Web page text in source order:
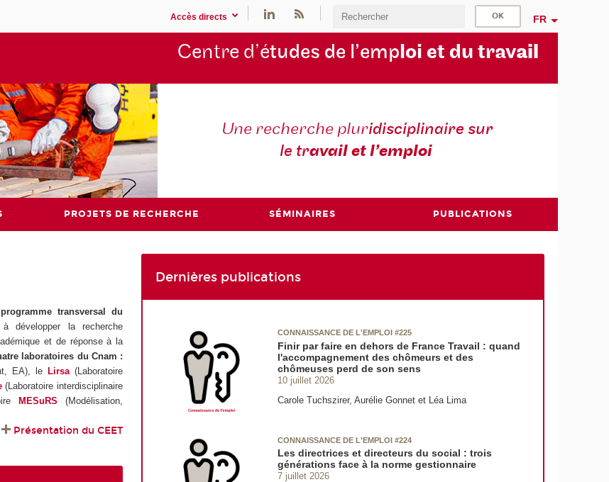
Accès directs FR
Centre d’études de l’emploi et du travail
Une recherche pluridisciplinaire sur
le travail et l’emploi
PROJETS DE RECHERCHE SÉMINAIRES PUBLICATIONS
programme transversal du
développer la recherche
et de réponse à la
laboratoires du Cnam :
EA), le Lirsa(Laboratoire
(Laboratoire interdisciplinaire
MESuRS
(Modélisation,
Présentation du CEET
Dernières publications
CONNAISSANCE DE L'EMPLOI #225
Finir par faire en dehors de France Travail : quand
l'accompagnement des chômeurs et des
chômeuses perd de son sens
10 juillet 2026
Carole Tuchszirer, Aurélie Gonnet et Léa Lima
CONNAISSANCE DE L'EMPLOI #224
Les directrices et directeurs du social : trois
générations face à la norme gestionnaire
7 juillet 2026